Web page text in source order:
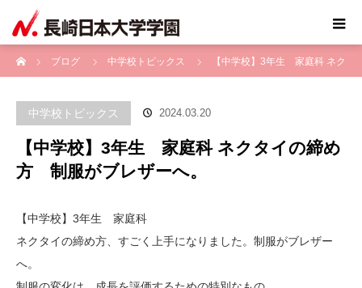
ブログ
中学校トピックス 【中学校】3年生 家庭科 ネク
中学校トピックス 2024.03.20
【中学校】3年生 家庭科 ネクタイの締め
方 制服がブレザーへ。
【中学校】3年生 家庭科
ネクタイの締め方、すごく上手になりました。制服がブレザー
へ。